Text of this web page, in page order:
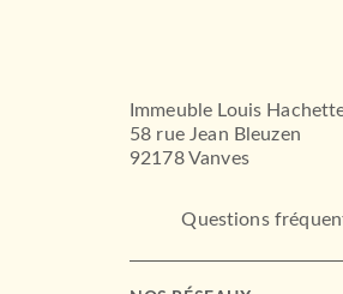
Immeuble Louis
58 rue Jean Bleuzen
92178 Vanves
Questions